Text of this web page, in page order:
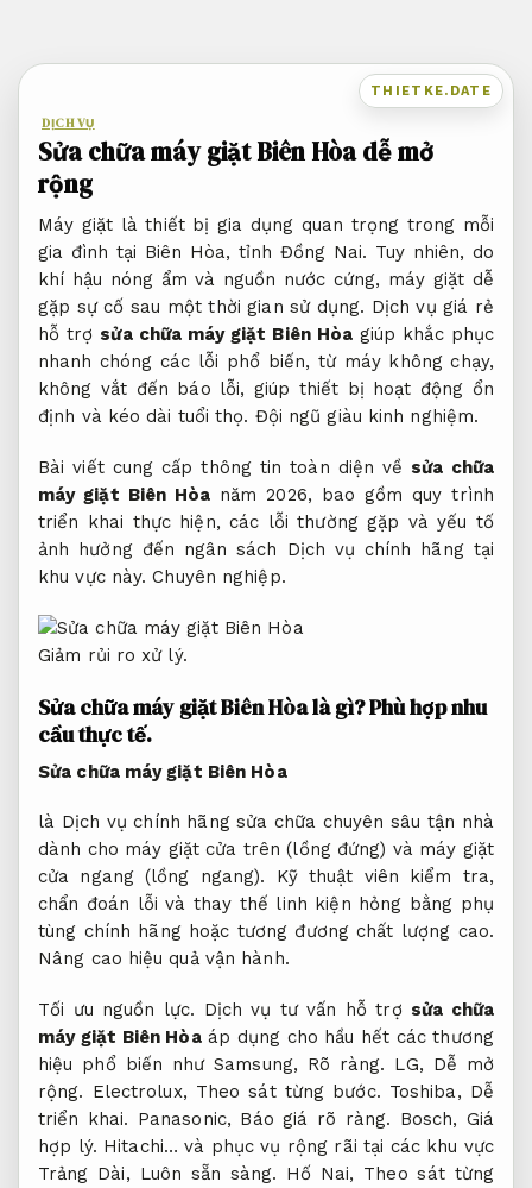
THIETKE.DATE
DỊCH VỤ
Sửa chữa máy giặt Biên Hòa dễ mở
rộng
Máy giặt là thiết bị gia dụng quan trọng trong mỗi
gia đình tại Biên Hòa, tỉnh Đồng Nai. Tuy nhiên, do
khí hậu nóng ẩm và nguồn nước cứng, máy giặt dễ
gặp sự cố sau một thời gian sử dụng. Dịch vụ giá rẻ
hỗ trợ sửa chữa máy giặt Biên Hòa giúp khắc phục
nhanh chóng các lỗi phổ biến, từ máy không chạy,
không vắt đến báo lỗi, giúp thiết bị hoạt động ổn
định và kéo dài tuổi thọ. Đội ngũ giàu kinh nghiệm.
Bài viết cung cấp thông tin toàn diện về sửa chữa
máy giặt Biên Hòa năm 2026, bao gồm quy trình
triển khai thực hiện, các lỗi thường gặp và yếu tố
ảnh hưởng đến ngân sách Dịch vụ chính hãng tại
khu vực này.Chuyên nghiệp.
Giảm rủi ro xử lý.
Sửa chữa máy giặt Biên Hòa là gì?Phù hợp nhu
cầu thực tế.
Sửa chữa máy giặt Biên Hòa
là Dịch vụ chính hãng sửa chữa chuyên sâu tận nhà
dành cho máy giặt cửa trên (lồng đứng) và máy giặt
cửa ngang (lồng ngang). Kỹ thuật viên kiểm tra,
chẩn đoán lỗi và thay thế linh kiện hỏng bằng phụ
tùng chính hãng hoặc tương đương chất lượng cao.
Nâng cao hiệu quả vận hành.
Tối ưu nguồn lực. Dịch vụ tư vấn hỗ trợ sửa chữa
máy giặt Biên Hòaáp dụng cho hầu hết các thương
hiệu phổ biến như Samsung, Rõ ràng. LG, Dễ mở
rộng. Electrolux, Theo sát từng bước. Toshiba, Dễ
triển khai. Panasonic, Báo giá rõ ràng. Bosch, Giá
hợp lý. Hitachi… và phục vụ rộng rãi tại các khu vực
Trảng Dài, Luôn sẵn sàng. Hố Nai, Theo sát từng